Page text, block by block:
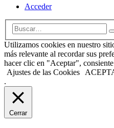
Acceder
Utilizamos cookies en nuestro
más relevante al recordar sus
hacer clic en "Aceptar",
Ajustes de las Cookies
.
Cerrar